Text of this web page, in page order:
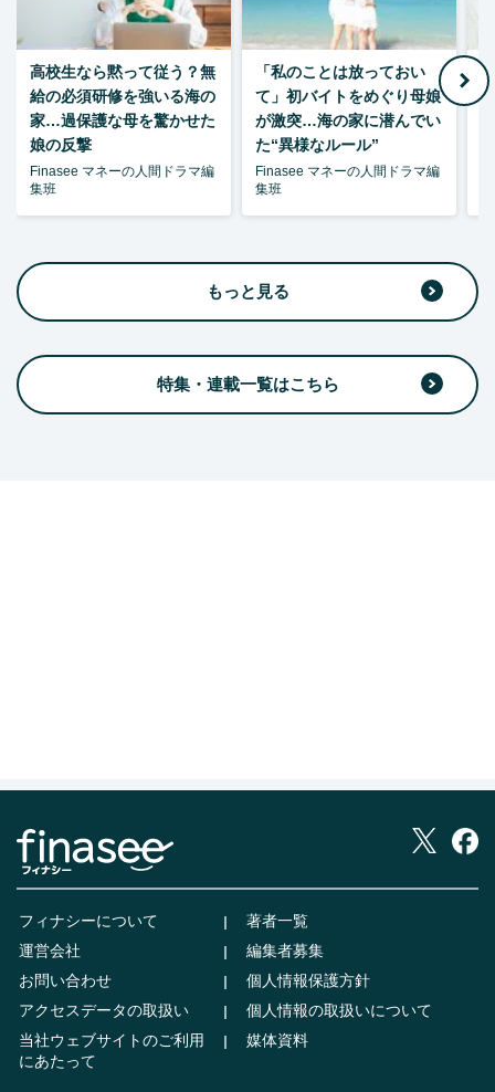
高校生なら黙って従う？無
給の必須研修を強いる海の
家…過保護な母を驚かせた
娘の反撃
Finasee マネーの人間ドラマ編
集班
「私のことは放っておい
て」初バイトをめぐり母娘
が激突…海の家に潜んでい
た“異様なルール”
Finasee マネーの人間ドラマ編
集班
もっと見る
特集・連載一覧はこちら
フィナシーについて
著者一覧
運営会社
編集者募集
お問い合わせ
個人情報保護方針
アクセスデータの取扱い
個人情報の取扱いについて
当社ウェブサイトのご利用
にあたって
媒体資料